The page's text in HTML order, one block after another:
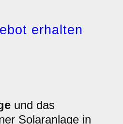
erhalten
und das
Solaranlage in